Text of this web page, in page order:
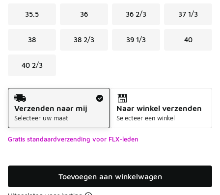
35.5 36 36 2/3 37 1/3
38 38 2/3 39 1/3 40
40 2/3
Verzendmethode
Verzenden naar mij
Selecteer uw maat
Naar winkel verzenden
Selecteer een winkel
Gratis standaardverzending voor FLX-leden
Toevoegen aan winkelwagen